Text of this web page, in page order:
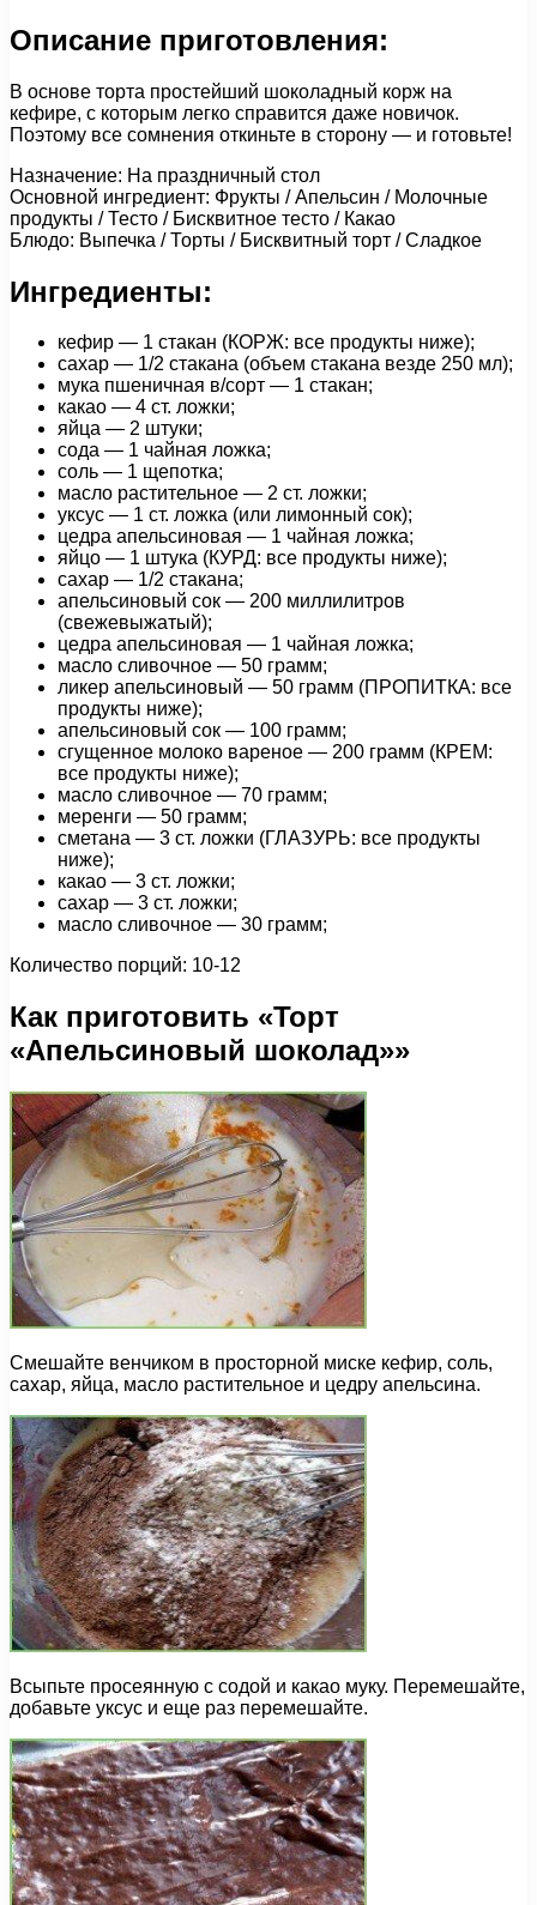
Описание приготовления:
В основе торта простейший шоколадный корж на
кефире, с которым легко справится даже новичок.
Поэтому все сомнения откиньте в сторону — и готовьте!
Назначение: На праздничный стол
Основной ингредиент: Фрукты / Апельсин / Молочные
продукты / Тесто / Бисквитное тесто / Какао
Блюдо: Выпечка / Торты / Бисквитный торт / Сладкое
Ингредиенты:
кефир — 1 стакан (КОРЖ: все продукты ниже);
сахар — 1/2 стакана (объем стакана везде 250 мл);
мука пшеничная в/сорт — 1 стакан;
какао — 4 ст. ложки;
яйца — 2 штуки;
сода — 1 чайная ложка;
соль — 1 щепотка;
масло растительное — 2 ст. ложки;
уксус — 1 cт. ложка (или лимонный сок);
цедра апельсиновая — 1 чайная ложка;
яйцо — 1 штука (КУРД: все продукты ниже);
сахар — 1/2 стакана;
апельсиновый сок — 200 миллилитров
(свежевыжатый);
цедра апельсиновая — 1 чайная ложка;
масло сливочное — 50 грамм;
ликер апельсиновый — 50 грамм (ПРОПИТКА: все
продукты ниже);
апельсиновый сок — 100 грамм;
сгущенное молоко вареное — 200 грамм (КРЕМ:
все продукты ниже);
масло сливочное — 70 грамм;
меренги — 50 грамм;
сметана — 3 ст. ложки (ГЛАЗУРЬ: все продукты
ниже);
какао — 3 ст. ложки;
сахар — 3 ст. ложки;
масло сливочное — 30 грамм;
Количество порций: 10-12
Как приготовить «Торт
«Апельсиновый шоколад»»
Смешайте венчиком в просторной миске кефир, соль,
сахар, яйца, масло растительное и цедру апельсина.
Всыпьте просеянную с содой и какао муку. Перемешайте,
добавьте уксус и еще раз перемешайте.